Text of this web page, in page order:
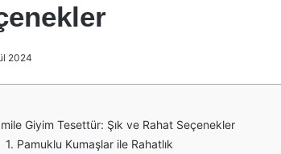
2024
Giyim Tesettür: Şık ve Rahat Seçenekler
1. Pamuklu Kumaşlar ile Rahatlık